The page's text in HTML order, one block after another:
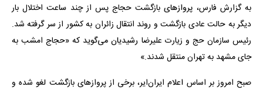
به گزارش فارس، پروازهای بازگشت حجاج پس از چند ساعت اختلال بار
دیگر به حالت عادی بازگشت و روند انتقال زائران به کشور از سر گرفته شد.
رئیس سازمان حج و زیارت علیرضا رشیدیان می‌گوید که «حجاج امشب به
جای مشهد به تهران منتقل شدند.»
صبح امروز بر اساس اعلام ایران‌ایر، برخی از پروازهای بازگشت لغو شده و